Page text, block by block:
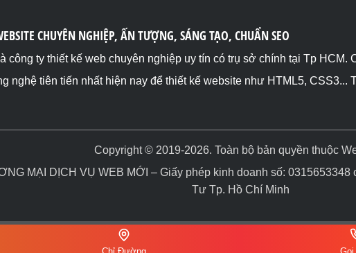
CHUYÊN NGHIỆP, ẤN TƯỢNG, SÁNG TẠO, CHUẨN SEO
công ty thiết kế web chuyên nghiệp uy tín có trụ sở chính tại Tp HCM.
nghệ tiên tiến nhất hiện nay để thiết kế website như HTML5,
Copyright © 2019-2026. Toàn bộ bản quyền thuộc
MẠI DỊCH VỤ WEB MỚI – Giấy phép kinh doanh số:
Tư Tp. Hồ Chí Minh